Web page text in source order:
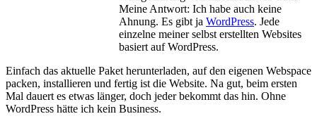
Meine Antwort: Ich habe auch keine
Ahnung. Es gibt ja WordPress. Jede
einzelne meiner selbst erstellten Websites
basiert auf WordPress.
Einfach das aktuelle Paket herunterladen, auf den eigenen Webspace
packen, installieren und fertig ist die Website. Na gut, beim ersten
Mal dauert es etwas länger, doch jeder bekommt das hin. Ohne
WordPress hätte ich kein Business.